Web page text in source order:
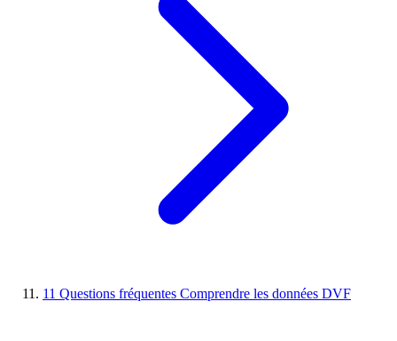
11 Questions fréquentes Comprendre les données DVF